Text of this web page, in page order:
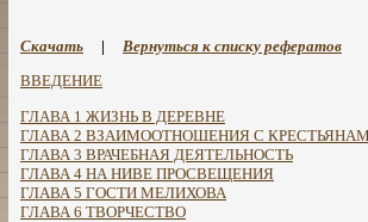
Скачать | Вернуться к списку рефератов
ВВЕДЕНИЕ
ГЛАВА 1 ЖИЗНЬ В ДЕРЕВНЕ
ГЛАВА 2 ВЗАИМООТНОШЕНИЯ С
ГЛАВА 3 ВРАЧЕБНАЯ ДЕЯТЕЛЬНОСТЬ
ГЛАВА 4 НА НИВЕ ПРОСВЕЩЕНИЯ
ГЛАВА 5 ГОСТИ МЕЛИХОВА
ГЛАВА 6 ТВОРЧЕСТВО